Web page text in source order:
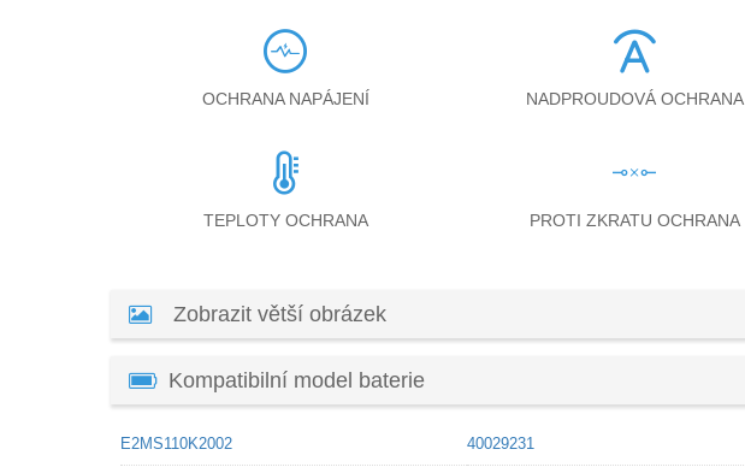
OCHRANA NAPÁJENÍ NADPROUDOVÁ OCHRANA
TEPLOTY OCHRANA PROTI ZKRATU OCHRANA
Zobrazit větší obrázek
Kompatibilní model baterie
E2MS110K2002 40029231